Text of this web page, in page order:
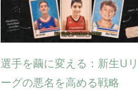
選手を繭に変える：新生Uリ
ーグの悪名を高める戦略